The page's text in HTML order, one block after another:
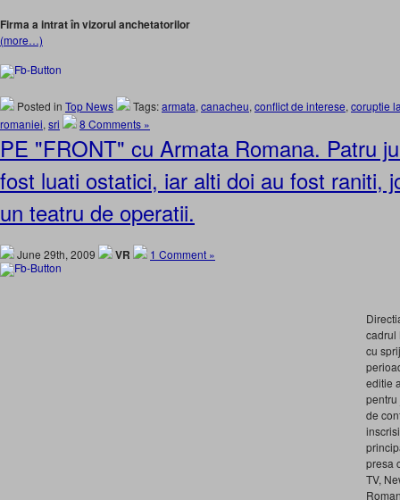
Firma a intrat în vizorul anchetatorilor
(more…)
Posted in Top News Tags:armata, canacheu, conflict de interese, coruptie
romaniei, sri 8 Comments »
PE "FRONT" cu Armata Romana. Patru
fost luati ostatici, iar alti doi au fost raniti,
un teatru de operatii.
June 29th, 2009 VR 1 Comment »
cadrul
cu
editie
de
presa
TV,